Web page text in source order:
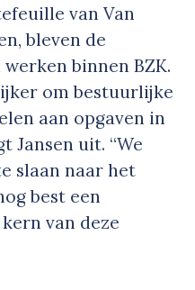
van Van
bleven de
binnen BZK.
om bestuurlijke
aan opgaven in
Jansen uit. “We
slaan naar het
best een
van deze